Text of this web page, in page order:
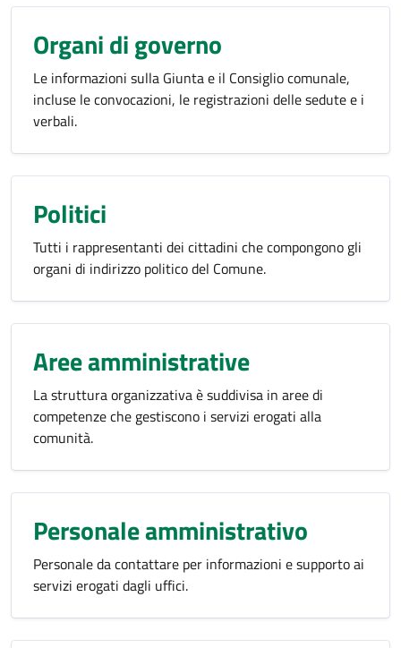
Organi di governo
Le informazioni sulla Giunta e il Consiglio comunale,
incluse le convocazioni, le registrazioni delle sedute e i
verbali.
Politici
Tutti i rappresentanti dei cittadini che compongono gli
organi di indirizzo politico del Comune.
Aree amministrative
La struttura organizzativa è suddivisa in aree di
competenze che gestiscono i servizi erogati alla
comunità.
Personale amministrativo
Personale da contattare per informazioni e supporto ai
servizi erogati dagli uffici.